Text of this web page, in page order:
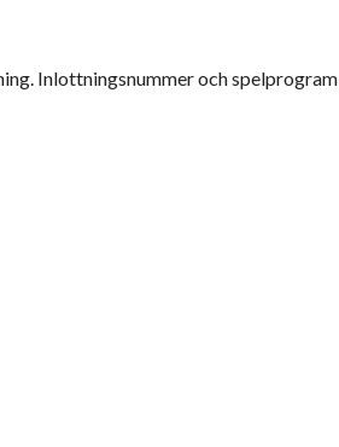
Inlottningsnummer och spelprogram